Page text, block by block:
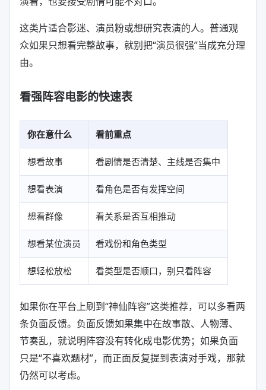
这类片适合影迷、演员粉或想研究表演的人。普通观
众如果只想看完整故事，就别把“演员很强”当成充分理
由。
看强阵容电影的快速表
你在意什么 看前重点
想看故事 看剧情是否清楚、主线是否集中
想看表演 看角色是否有发挥空间
想看群像 看关系是否互相推动
想看某位演员 看戏份和角色类型
想轻松放松 看类型是否顺口，别只看阵容
如果你在平台上刷到“神仙阵容”这类推荐，可以多看两
条负面反馈。负面反馈如果集中在故事散、人物薄、
节奏乱，就说明阵容没有转化成电影优势；如果负面
只是“不喜欢题材”，而正面反复提到表演对手戏，那就
仍然可以考虑。